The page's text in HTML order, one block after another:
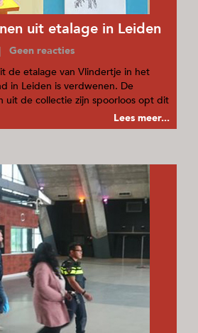
uit etalage in Leiden
Geen reacties
de etalage van Vlindertje in het
in Leiden is verdwenen. De
uit de collectie zijn spoorloos opt dit
Lees meer...